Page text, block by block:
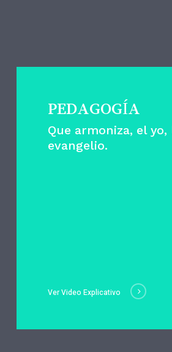
PEDAGOGÍA
Que armoniza, el
evangelio.
Ver Video Explicativo